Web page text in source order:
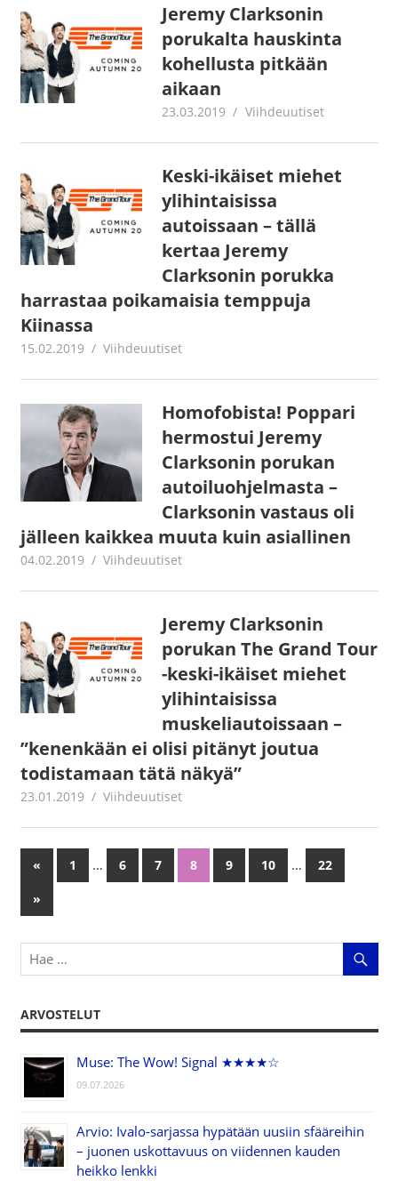
Jeremy Clarksonin
porukalta hauskinta
kohellusta pitkään
aikaan
23.03.2019 Juha Kaunisto
Viihdeuutiset
Keski-ikäiset miehet
ylihintaisissa
autoissaan – tällä
kertaa Jeremy
Clarksonin porukka
harrastaa poikamaisia temppuja
Kiinassa
15.02.2019 Juha Kaunisto
Viihdeuutiset
Homofobista! Poppari
hermostui Jeremy
Clarksonin porukan
autoiluohjelmasta –
Clarksonin vastaus oli
jälleen kaikkea muuta kuin asiallinen
04.02.2019 Juha Kaunisto
Viihdeuutiset
Jeremy Clarksonin
porukan The Grand Tour
-keski-ikäiset miehet
ylihintaisissa
muskeliautoissaan –
”kenenkään ei olisi pitänyt joutua
todistamaan tätä näkyä”
23.01.2019 Juha Kaunisto
Viihdeuutiset
Artikkelien
selaus
« Previous
Posts
1 … 6 7 8 9 10 …
22
Next
Posts
»
ARVOSTELUT
Muse: The Wow! Signal ★★★★☆
09.07.2026
Arvio: Ivalo-sarjassa hypätään uusiin sfääreihin
– juonen uskottavuus on viidennen kauden
heikko lenkki